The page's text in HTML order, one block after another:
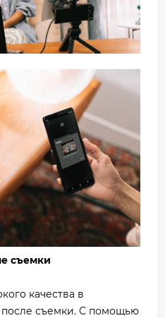
съемки
качества в
после съемки. С помощью